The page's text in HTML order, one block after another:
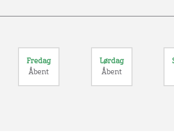
Fredag
Åbent
Lørdag
Åbent